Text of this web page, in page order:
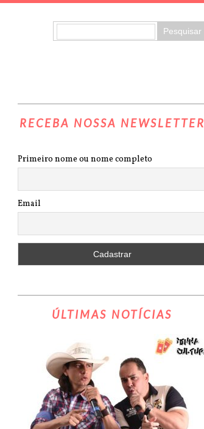
RECEBA NOSSA NEWSLETTER
Primeiro nome ou nome completo
Email
ÚLTIMAS NOTÍCIAS